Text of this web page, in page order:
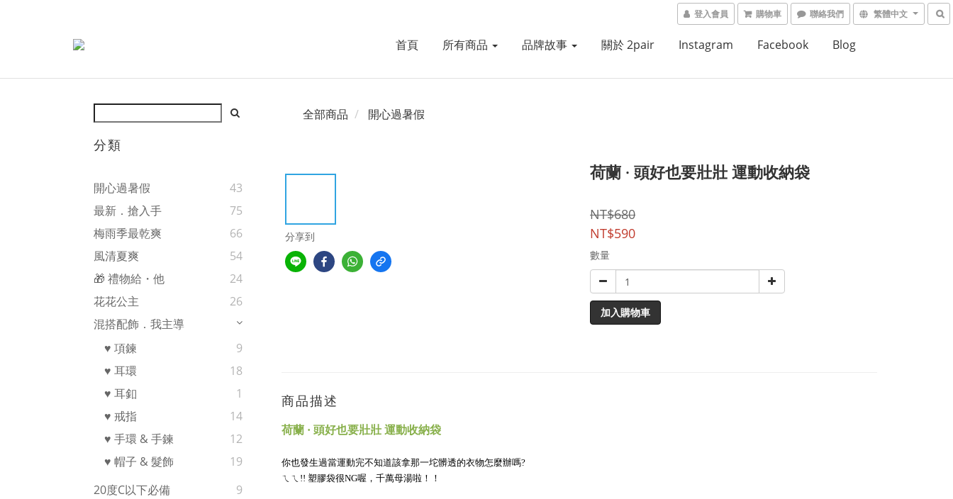
登入會員 購物車 聯絡我們 繁體中文
首頁 所有商品 品牌故事 關於 2pair Instagram Facebook Blog
分類
開心過暑假
43
最新．搶入手
75
梅雨季最乾爽
66
風清夏爽
54
🎁 禮物給・他
24
花花公主
26
混搭配飾．我主導
♥ 項鍊
9
♥ 耳環
18
♥ 耳釦
1
♥ 戒指
14
♥ 手環 & 手鍊
12
♥ 帽子 & 髮飾
19
20度c以下必備
9
全部商品 開心過暑假
分享到
荷蘭 · 頭好也要壯壯 運動收納袋
NT$680
NT$590
數量
加入購物車
商品描述
荷蘭 · 頭好也要壯壯 運動收納袋
你也發生過當運動完不知道該拿那一坨髒透的衣物怎麼辦嗎?
ㄟㄟ!! 塑膠袋很NG喔，千萬母湯啦！！